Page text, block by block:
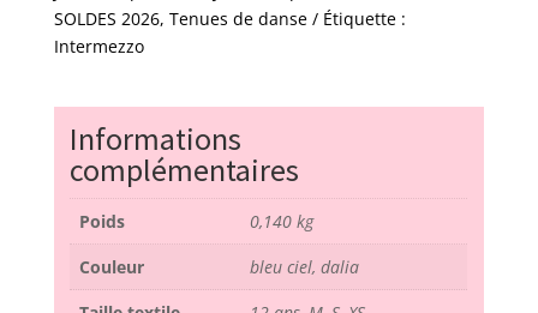
intermezzo
SOLDES 2026, Tenues de danse
Étiquette :
Intermezzo
Informations
complémentaires
Poids
0,140 kg
Couleur
bleu ciel, dalia